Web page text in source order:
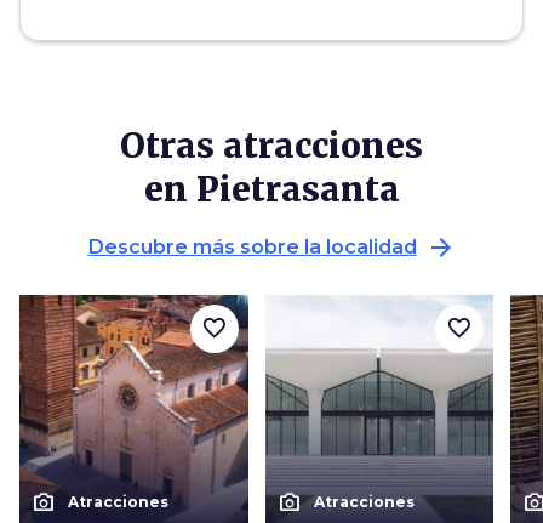
Otras atracciones
en Pietrasanta
Descubre más sobre la localidad arrow_forward
photo_camera Atracciones
favorite_border
photo_camera Atracciones
favorite_border